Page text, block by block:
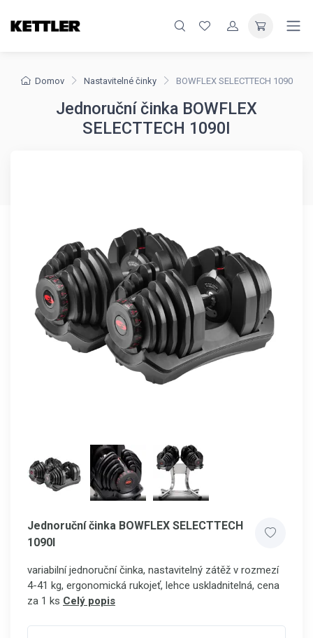
Domov Nastavitelné činky BOWFLEX SELECTTECH 1090
Jednoruční činka BOWFLEX
SELECTTECH 1090I
Jednoruční činka BOWFLEX SELECTTECH
1090I
variabilní jednoruční činka, nastavitelný zátěž v rozmezí
4-41 kg, ergonomická rukojeť, lehce uskladnitelná, cena
za 1 ks Celý popis